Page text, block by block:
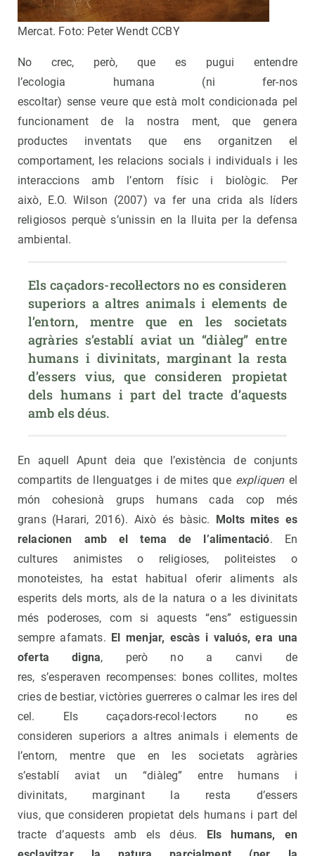
Mercat. Foto: Peter Wendt CCBY
No crec, però, que es pugui entendre
l’ecologia humana (ni fer-nos
escoltar) sense veure que està molt condicionada pel
funcionament de la nostra ment, que genera
productes inventats que ens organitzen el
comportament, les relacions socials i individuals i les
interaccions amb l’entorn físic i biològic. Per
això, E.O. Wilson (2007) va fer una crida als líders
religiosos perquè s’unissin en la lluita per la defensa
ambiental.
Els caçadors-recol·lectors no es consideren
superiors a altres animals i elements de
l’entorn, mentre que en les societats
agràries s’establí aviat un “diàleg” entre
humans i divinitats, marginant la resta
d’essers vius, que consideren propietat
dels humans i part del tracte d’aquests
amb els déus.
En aquell Apunt deia que l’existència de conjunts
compartits de llenguatges i de mites que expliquen el
món cohesionà grups humans cada cop més
grans (Harari, 2016). Això és bàsic.
Molts mites es
relacionen amb el tema de l’alimentació. En
cultures animistes o religioses, politeistes o
monoteistes, ha estat habitual oferir aliments als
esperits dels morts, als de la natura o a les divinitats
més poderoses, com si aquests “ens” estiguessin
sempre afamats. El menjar, escàs i valuós, era una
oferta digna, però no a canvi de
res, s’esperaven recompenses: bones collites, moltes
cries de bestiar, victòries guerreres o calmar les ires del
cel. Els caçadors-recol·lectors no es
consideren superiors a altres animals i elements de
l’entorn, mentre que en les societats agràries
s’establí aviat un “diàleg” entre humans i
divinitats, marginant la resta d’essers
vius, que consideren propietat dels humans i part del
tracte d’aquests amb els déus.
Els humans, en